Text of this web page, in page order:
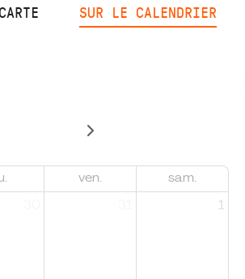
SUR LE CALENDRIER
ven. sam.
1